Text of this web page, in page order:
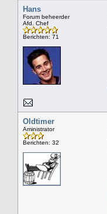
Hans
Forum beheerder
Afd. Chef
Berichten: 71
Oldtimer
Aministrator
Berichten: 32